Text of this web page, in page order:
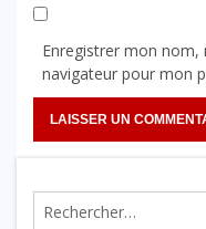
Enregistrer mon
navigateur pour mon
Rechercher :